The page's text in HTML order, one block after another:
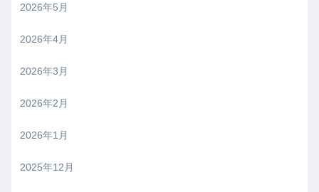
2026年5月
2026年4月
2026年3月
2026年2月
2026年1月
2025年12月